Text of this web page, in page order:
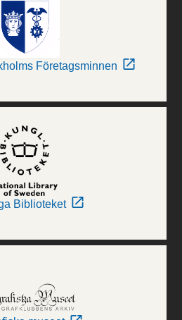
Företagsminnen
Biblioteket